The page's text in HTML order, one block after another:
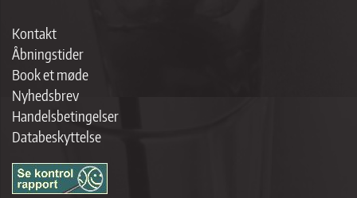
Kontakt
Åbningstider
Book et møde
Nyhedsbrev
Handelsbetingelser
Databeskyttelse